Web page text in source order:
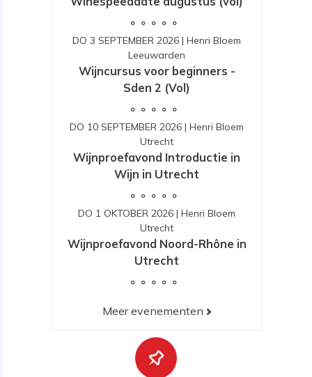
DO 3 SEPTEMBER 2026 | Henri Bloem
Leeuwarden
Wijncursus voor beginners -
Sden 2 (Vol)
DO 10 SEPTEMBER 2026 | Henri Bloem
Utrecht
Wijnproefavond Introductie in
Wijn in Utrecht
DO 1 OKTOBER 2026 | Henri Bloem
Utrecht
Wijnproefavond Noord-Rhône in
Utrecht
Meer evenementen